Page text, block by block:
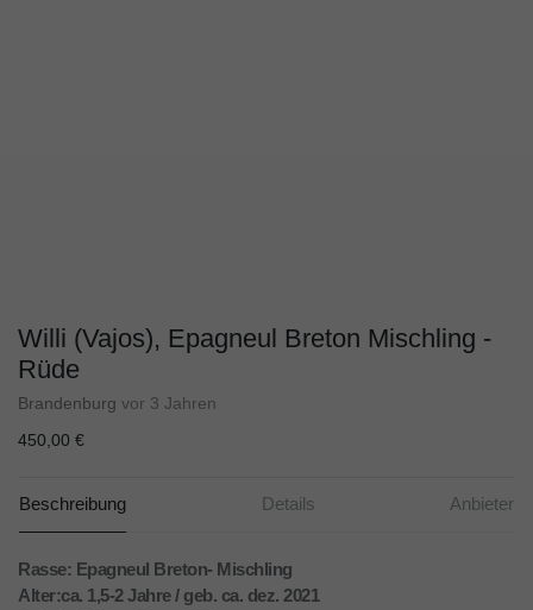
Willi (Vajos), Epagneul Breton Mischling -
Rüde
Brandenburg vor 3 Jahren
450,00 €
Beschreibung Details Anbieter
Rasse: Epagneul Breton- Mischling
Alter:ca. 1,5-2 Jahre / geb. ca. dez. 2021